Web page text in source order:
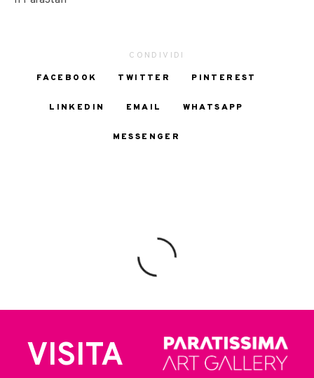
CONDIVIDI
FACEBOOK
TWITTER PINTEREST
LINKEDIN EMAIL WHATSAPP
MESSENGER
VISITA